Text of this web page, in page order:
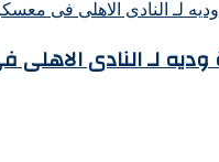
وديه لـ النادى